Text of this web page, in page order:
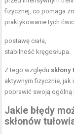
fizycznej, co pomaga
praktykowanie tych
postawę ciała,
stabilność kręgosłupa.
Z tego względu skłony
aktywnym fizycznie,
poprawić swoją
Jakie błędy
skłonów